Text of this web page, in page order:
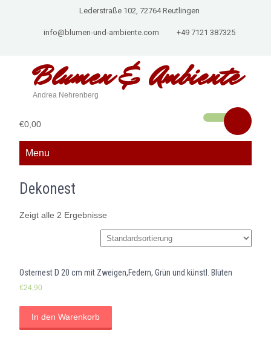
Lederstraße 102, 72764 Reutlingen
info@blumen-und-ambiente.com +49 7121 387325
Blumen &Ambiente
Andrea Nehrenberg
€0,00
Menu
Dekonest
Zeigt alle 2 Ergebnisse
Osternest D 20 cm mit Zweigen,Federn, Grün und künstl. Blüten
€24,90
In den Warenkorb